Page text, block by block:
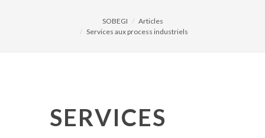
SOBEGI
Articles
Services aux process industriels
SERVICES